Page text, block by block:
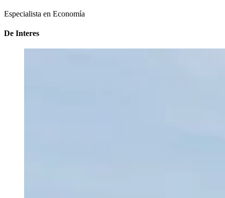
Especialista en Economía
De Interes